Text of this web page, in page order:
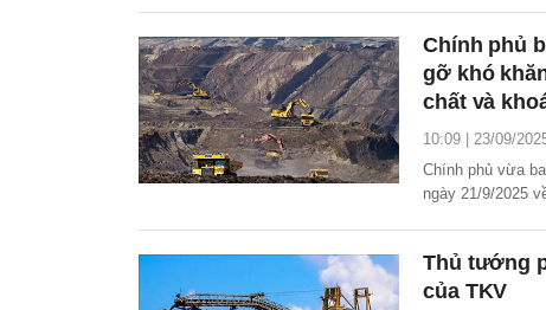
có mặt tham gia
biểu Quốc hội).
Chính phủ
gỡ khó
chất và
10:09 | 23/09/
Chính phủ vừa
ngày 21/9/2025
Thủ tướng
của TKV